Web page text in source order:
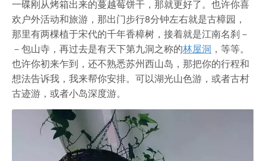
一碟刚从烤箱出来的蔓越莓饼干，那就更好了。也许你喜
欢户外活动和旅游，那出门步行8分钟左右就是古樟园，
那里有两棵植于宋代的千年香樟树，接着就是江南名刹－
－包山寺，再过去是有天下第九洞之称的林屋洞 ，等等。
也许你初来乍到，还不熟悉苏州西山岛，那把你的行程和
想法告诉我，我来帮你安排。可以湖光山色游，或者古村
古迹游，或者小岛深度游。